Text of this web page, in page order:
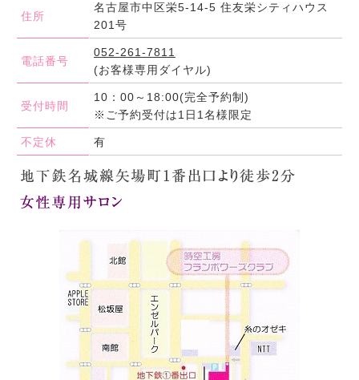
住所
名古屋市中区栄5-14-5 住友栄シティハウス
201号
電話番号
052-261-7811
(お客様専用ダイヤル)
受付時間
10：00～18:00(完全予約制)
※ご予約受付は1日1名様限定
不定休 有